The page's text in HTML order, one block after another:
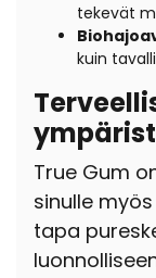
tekevät
kuin
True Gum
sinulle
tapa